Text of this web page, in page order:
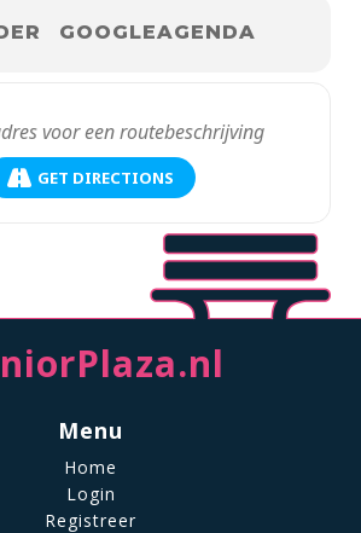
GOOGLEAGENDA
GET DIRECTIONS
Menu
Home
Login
Registreer